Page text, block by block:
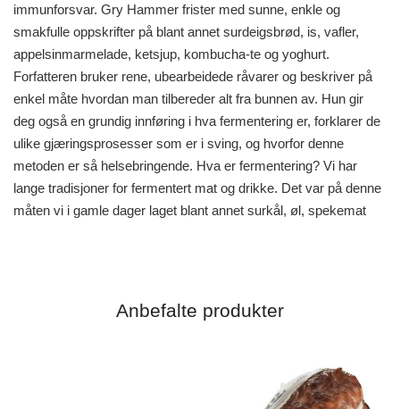
immunforsvar. Gry Hammer frister med sunne, enkle og
smakfulle oppskrifter på blant annet surdeigsbrød, is, vafler,
appelsinmarmelade, ketsjup, kombucha-te og yoghurt.
Forfatteren bruker rene, ubearbeidede råvarer og beskriver på
enkel måte hvordan man tilbereder alt fra bunnen av. Hun gir
deg også en grundig innføring i hva fermentering er, forklarer de
ulike gjæringsprosesser som er i sving, og hvorfor denne
metoden er så helsebringende. Hva er fermentering? Vi har
lange tradisjoner for fermentert mat og drikke. Det var på denne
måten vi i gamle dager laget blant annet surkål, øl, spekemat
Anbefalte produkter